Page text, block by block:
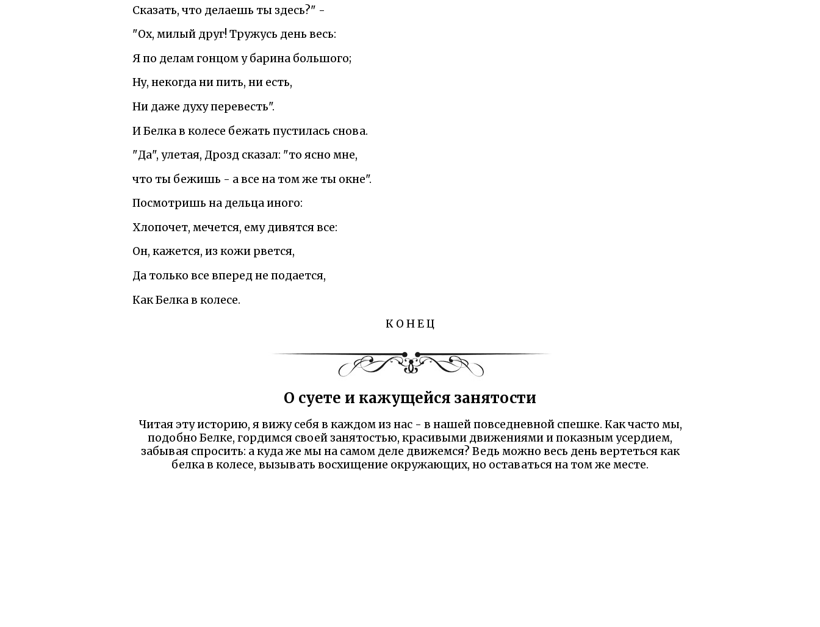
Сказать, что делаешь ты здесь?" -
"Ох, милый друг! Тружусь день весь:
Я по делам гонцом у барина большого;
Ну, некогда ни пить, ни есть,
Ни даже духу перевесть".
И Белка в колесе бежать пустилась снова.
"Да", улетая, Дрозд сказал: "то ясно мне,
что ты бежишь - а все на том же ты окне".
Посмотришь на дельца иного:
Хлопочет, мечется, ему дивятся все:
Он, кажется, из кожи рвется,
Да только все вперед не подается,
Как Белка в колесе.
К О Н Е Ц
О суете и кажущейся занятости
Читая эту историю, я вижу себя в каждом из нас - в нашей повседневной спешке. Как часто мы,
подобно Белке, гордимся своей занятостью, красивыми движениями и показным усердием,
забывая спросить: а куда же мы на самом деле движемся? Ведь можно весь день вертеться как
белка в колесе, вызывать восхищение окружающих, но оставаться на том же месте.